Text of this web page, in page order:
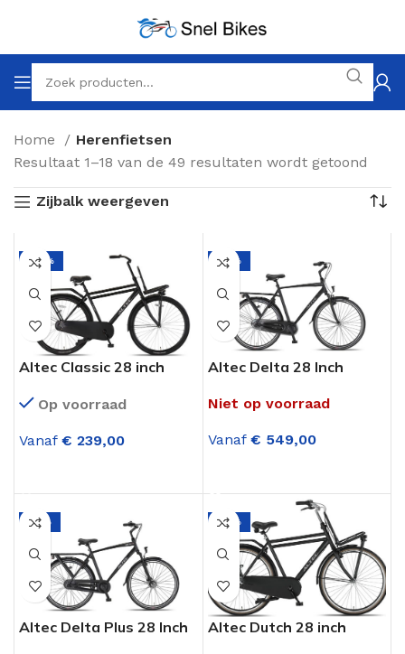
Home
Herenfietsen
Resultaat 1–18 van de 49 resultaten wordt getoond
Zijbalk weergeven
-25%
Altec Classic 28 inch
Mat Zwart
Op voorraad
Vanaf € 239,00
-14%
Altec Delta 28 Inch
Versnellingen Mat Zwart
Niet op voorraad
Vanaf € 549,00
-13%
Altec Delta Plus 28 Inch
-17%
Altec Dutch 28 inch